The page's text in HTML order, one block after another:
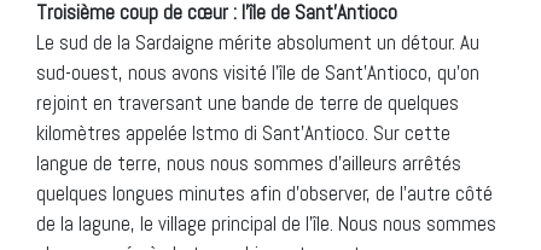
Troisième coup de cœur : l’île de Sant’Antioco
Le sud de la Sardaigne mérite absolument un détour. Au
sud-ouest, nous avons visité l’île de Sant’Antioco, qu’on
rejoint en traversant une bande de terre de quelques
kilomètres appelée Istmo di Sant’Antioco. Sur cette
langue de terre, nous nous sommes d’ailleurs arrêtés
quelques longues minutes afin d’observer, de l’autre côté
de la lagune, le village principal de l’île. Nous nous sommes